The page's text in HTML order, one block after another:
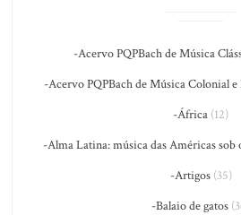
-Acervo PQPBach de Música
-Acervo PQPBach de Música Colonial
-África (12)
-Alma Latina: música das Américas
-Artigos(35)
-Balaio de gatos